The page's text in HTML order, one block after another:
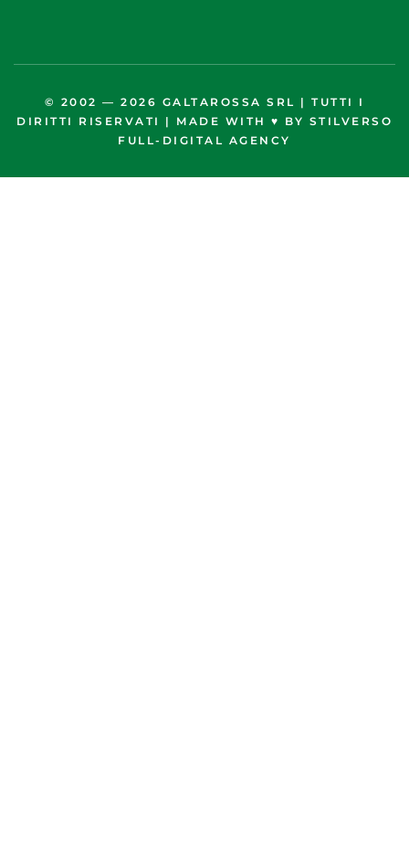
© 2002 — 2026 GALTAROSSA SRL | TUTTI I
DIRITTI RISERVATI | MADE WITH ♥︎ BY STILVERSO
FULL-DIGITAL AGENCY